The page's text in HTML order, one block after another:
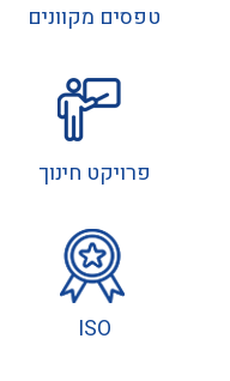
טפסים מקוונים
פרויקט חינוך
ISO